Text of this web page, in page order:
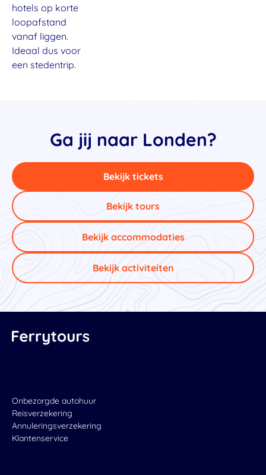
hotels op korte
loopafstand
vanaf liggen.
Ideaal dus voor
een stedentrip.
Ga jij naar Londen?
Bekijk tickets
Bekijk tours
Bekijk accommodaties
Bekijk activiteiten
Onbezorgde autohuur
Reisverzekering
Annuleringsverzekering
Klantenservice